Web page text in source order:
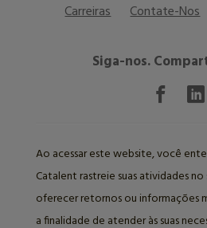
Carreiras
Contate-Nos
Siga-nos.
Ao acessar este website, você
Catalent rastreie suas atividades
oferecer retornos ou informações
a finalidade de atender às suas